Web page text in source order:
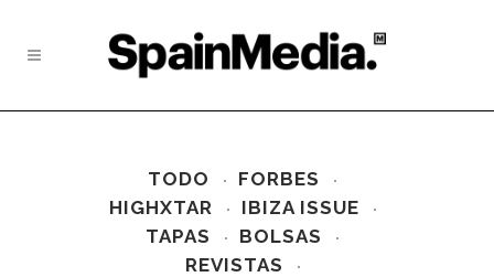
TODO
FORBES
HIGHXTAR
IBIZA ISSUE
TAPAS
BOLSAS
REVISTAS